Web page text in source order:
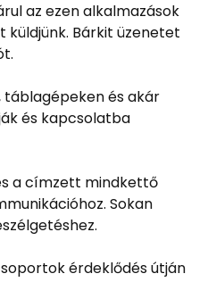
az ezen alkalmazások
küldjünk. Bárkit üzenetet
táblagépeken és akár
és kapcsolatba
a címzett mindkettő
Sokan
érdeklődés útján